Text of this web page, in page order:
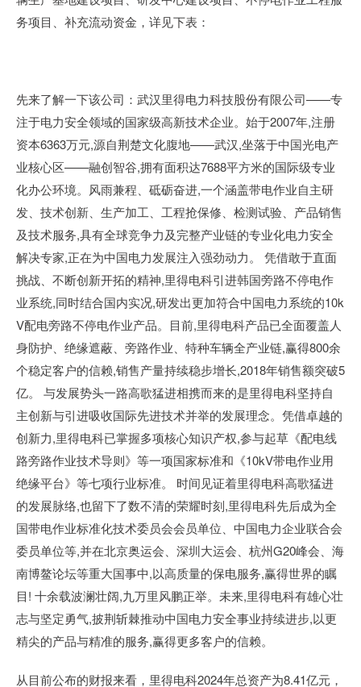
务项目、补充流动资金，详见下表：
先来了解一下该公司：武汉里得电力科技股份有限公司——专
注于电力安全领域的国家级高新技术企业。始于2007年,注册
资本6363万元,源自荆楚文化腹地——武汉,坐落于中国光电产
业核心区——融创智谷,拥有面积达7688平方米的国际级专业
化办公环境。风雨兼程、砥砺奋进,一个涵盖带电作业自主研
发、技术创新、生产加工、工程抢保修、检测试验、产品销售
及技术服务,具有全球竞争力及完整产业链的专业化电力安全
解决专家,正在为中国电力发展注入强劲动力。 凭借敢于直面
挑战、不断创新开拓的精神,里得电科引进韩国旁路不停电作
业系统,同时结合国内实况,研发出更加符合中国电力系统的10k
V配电旁路不停电作业产品。目前,里得电科产品已全面覆盖人
身防护、绝缘遮蔽、旁路作业、特种车辆全产业链,赢得800余
个稳定客户的信赖,销售产量持续稳步增长,2018年销售额突破5
亿。 与发展势头一路高歌猛进相携而来的是里得电科坚持自
主创新与引进吸收国际先进技术并举的发展理念。凭借卓越的
创新力,里得电科已掌握多项核心知识产权,参与起草《配电线
路旁路作业技术导则》等一项国家标准和《10kV带电作业用
绝缘平台》等七项行业标准。 时间见证着里得电科高歌猛进
的发展脉络,也留下了数不清的荣耀时刻,里得电科先后成为全
国带电作业标准化技术委员会会员单位、中国电力企业联合会
委员单位等,并在北京奥运会、深圳大运会、杭州G20峰会、海
南博鳌论坛等重大国事中,以高质量的保电服务,赢得世界的瞩
目! 十余载波澜壮阔,九万里风鹏正举。未来,里得电科有雄心壮
志与坚定勇气,披荆斩棘推动中国电力安全事业持续进步,以更
精尖的产品与精准的服务,赢得更多客户的信赖。
从目前公布的财报来看，里得电科2024年总资产为8.41亿元，